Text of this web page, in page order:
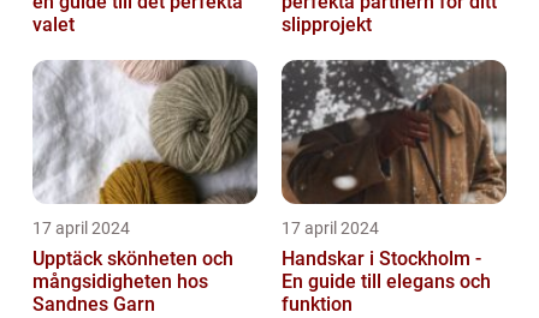
valet
slipprojekt
17 april 2024
Upptäck skönheten och
mångsidigheten hos
Sandnes Garn
17 april 2024
Handskar i Stockholm -
En guide till elegans och
funktion